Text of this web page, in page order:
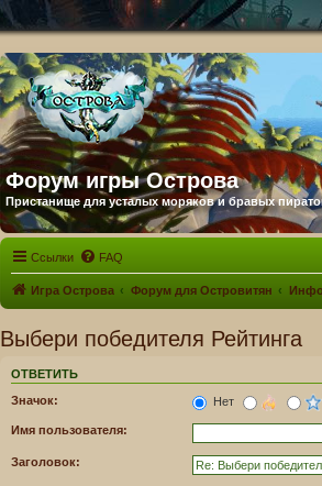
Форум игры Острова
Пристанище для усталых моряков и бравых
Ссылки FAQ
Игра Острова Форум для Островитян
Выбери победителя Рейтинга
ОТВЕТИТЬ
Значок: Нет
Имя пользователя:
Заголовок: